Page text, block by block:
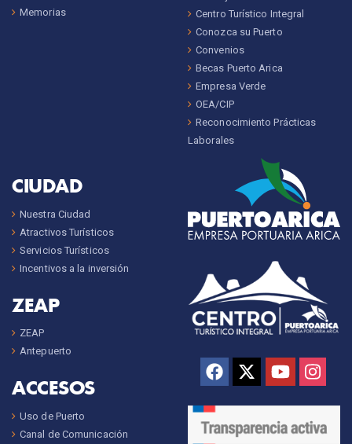
Memorias
Centro Turístico Integral
Conozca su Puerto
Convenios
Becas Puerto Arica
Empresa Verde
OEA/CIP
Reconocimiento Prácticas
Laborales
CIUDAD
Nuestra Ciudad
Atractivos Turísticos
Servicios Turísticos
Incentivos a la inversión
ZEAP
ZEAP
Antepuerto
ACCESOS
Uso de Puerto
Canal de Comunicación